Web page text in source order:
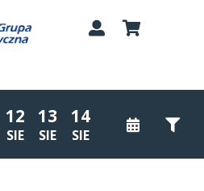
12
SIE
13
SIE
14
SIE